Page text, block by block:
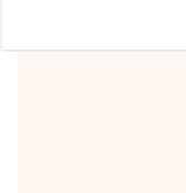
Hilfsbereitschaft!